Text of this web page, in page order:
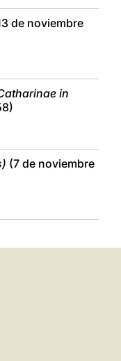
de noviembre
in
(7 de noviembre